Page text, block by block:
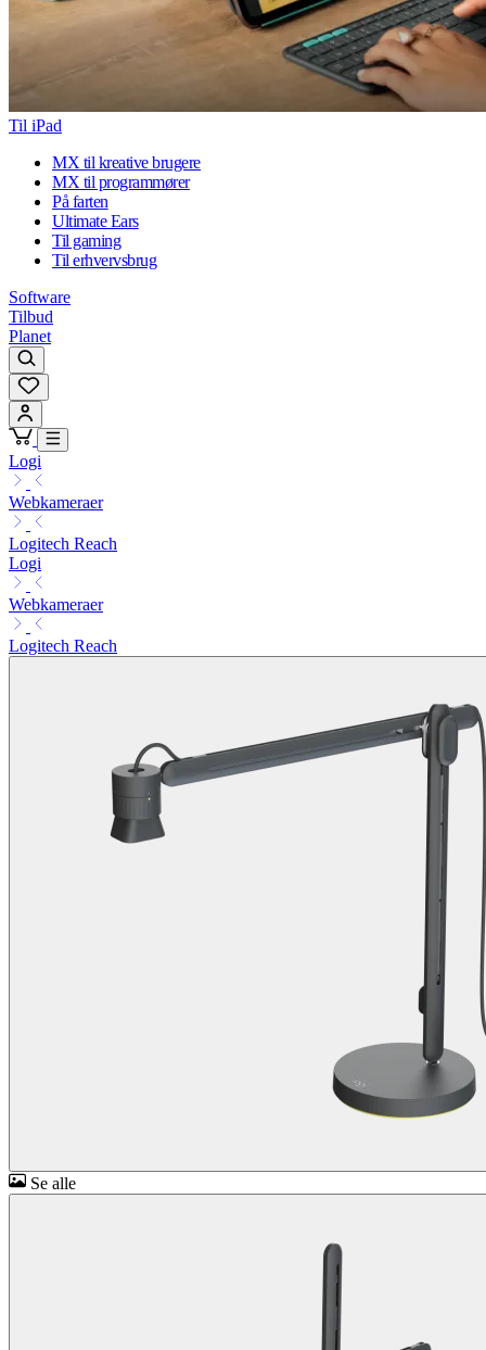
Til iPad
MX til kreative brugere
MX til programmører
På farten
Ultimate Ears
Til gaming
Til erhvervsbrug
Software
Tilbud
Planet
Logi
Webkameraer
Logitech Reach
Logi
Webkameraer
Logitech Reach
Se alle